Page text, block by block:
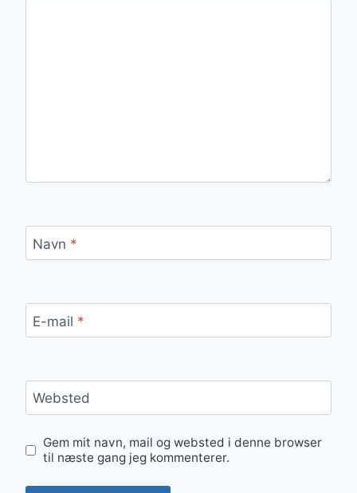
Navn *
E-mail *
Websted
Gem mit navn, mail og websted i denne browser
til næste gang jeg kommenterer.